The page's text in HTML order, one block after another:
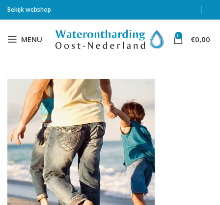
Bekijk webshop
MENU 0 €0,00